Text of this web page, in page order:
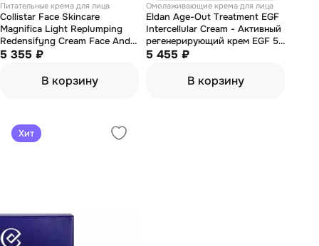
Питательные крема для лица
Collistar Face Skincare
Magnifica Light Replumping
Redensifyng Cream Face And
Neck - Легкий
антивозрастной крем для
зрелой кожи лица и декольте
5 355 ₽
В корзину
Омолаживающие крема для лица
Eldan Age-Out Treatment EGF
Intercellular Cream - Активный
регенерирующий крем EGF 50
мл
5 455 ₽
В корзину
Хит